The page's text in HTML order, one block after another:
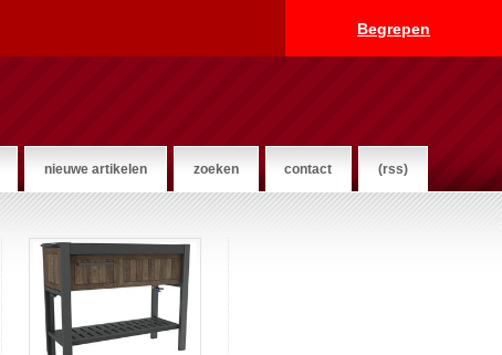
Begrepen
nieuwe artikelen zoeken contact (rss)